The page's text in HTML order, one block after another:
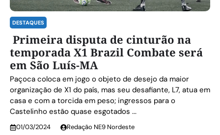
DESTAQUES
Primeira disputa de cinturão na
temporada X1 Brazil Combate será
em São Luís-MA
Paçoca coloca em jogo o objeto de desejo da maior
organização de X1 do país, mas seu desafiante, L7, atua em
casa e com a torcida em peso; ingressos para o
Castelinho estão quase esgotados ...
01/03/2024 Redação NE9 Nordeste